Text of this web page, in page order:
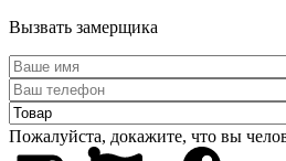
Вызвать замерщика
Пожалуйста, докажите, что вы